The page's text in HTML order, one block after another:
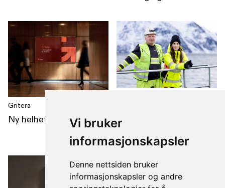
Vi bruker
informasjonskapsler
Denne nettsiden bruker
informasjonskapsler og andre
Gritera
Ny helhetlig merkevare
arbeidsfolk som holder
landet i gang